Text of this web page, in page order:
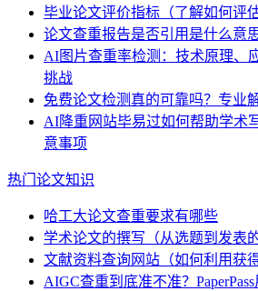
毕业论文评价指标（了解如何评
论文查重报告是否引用是什么意
AI图片查重率检测：技术原理、
挑战
免费论文检测真的可靠吗？专业
AI降重网站毕易过如何帮助学术
意事项
热门论文知识
哈工大论文查重要求有哪些
学术论文的撰写（从选题到发表
文献资料查询网站（如何利用获
AIGC查重到底准不准？